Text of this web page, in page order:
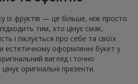
із фруктів — це більше, ніж просто
тим, хто цінує смак,
і піклується про себе та своїх
естетичному оформленні букет у
вигляд і точно
оригінальні презенти.